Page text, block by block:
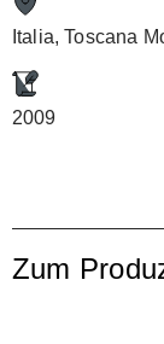
Italia, Toscana
2009
Zum